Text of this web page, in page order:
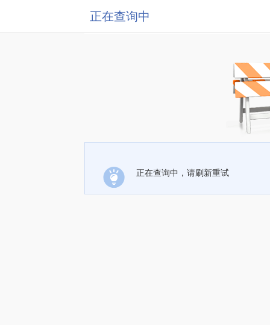
正在查询中
正在查询中，请刷新重试